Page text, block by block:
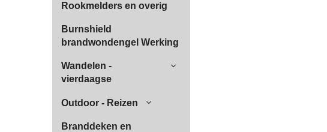
Rookmelders en overig
Burnshield
brandwondengel Werking
Wandelen -
vierdaagse
Outdoor - Reizen
Branddeken en